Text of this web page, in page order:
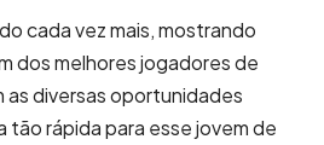
cada vez mais, mostrando
dos melhores jogadores de
as diversas oportunidades
rápida para esse jovem de